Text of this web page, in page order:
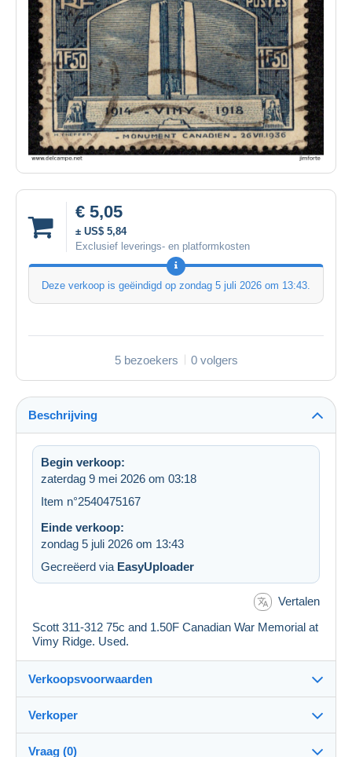
€ 5,05
± US$ 5,84
Exclusief leverings- en platformkosten
Deze verkoop is geëindigd op zondag 5 juli 2026 om 13:43
5 bezoekers 0 volgers
Beschrijving
Begin verkoop:
zaterdag 9 mei 2026 om 03:18
Item n°2540475167
Einde verkoop:
zondag 5 juli 2026 om 13:43
Gecreëerd via EasyUploader
Vertalen
Scott 311-312 75c and 1.50F Canadian War Memorial at
Vimy Ridge. Used.
Verkoopsvoorwaarden
Details van de verkoopvoorwaarden
Verkoper
Vraag (0)